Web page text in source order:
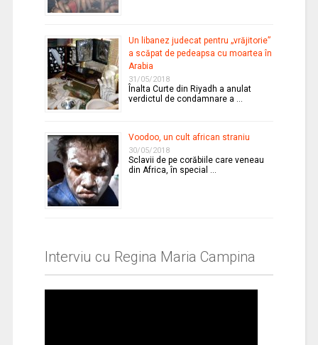
Un libanez judecat pentru „vrăjitorie”
a scăpat de pedeapsa cu moartea în
Arabia
31/05/2018
Înalta Curte din Riyadh a anulat
verdictul de condamnare a …
Voodoo, un cult african straniu
30/05/2018
Sclavii de pe corăbiile care veneau
din Africa, în special …
Interviu cu Regina Maria Campina